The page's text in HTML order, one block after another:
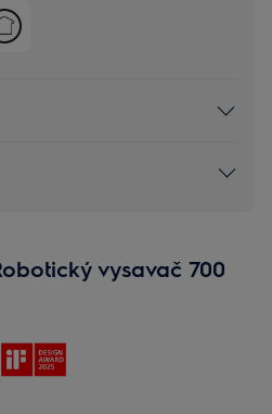
vysavač 700